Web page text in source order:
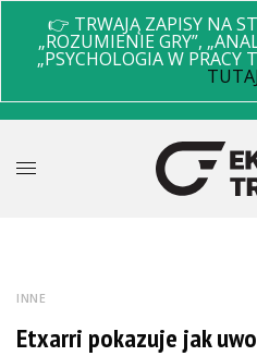
👉 TRWAJĄ ZAPISY NA
„ROZUMIENIE GRY”,
„PSYCHOLOGIA W PRACY
INNE
Etxarri pokazuje jak